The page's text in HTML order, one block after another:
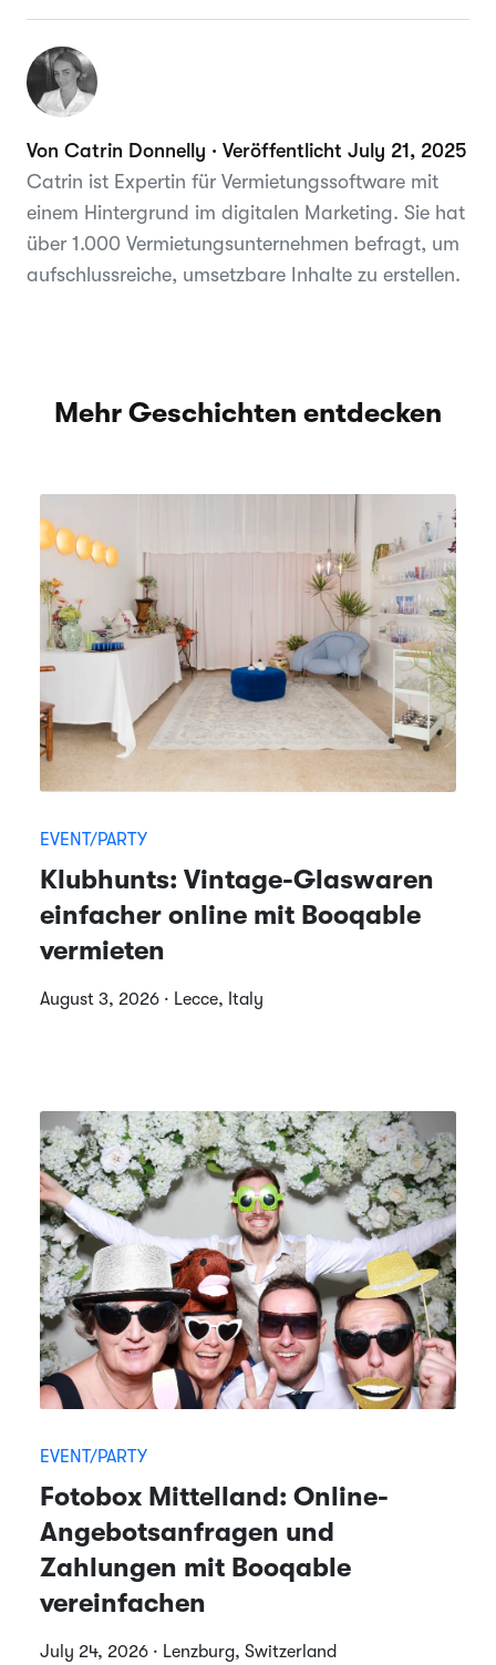
Von Catrin Donnelly · Veröffentlicht July 21, 2025
Catrin ist Expertin für Vermietungssoftware mit
einem Hintergrund im digitalen Marketing. Sie hat
über 1.000 Vermietungsunternehmen befragt, um
aufschlussreiche, umsetzbare Inhalte zu erstellen.
Mehr Geschichten entdecken
EVENT/PARTY
Klubhunts: Vintage-Glaswaren
einfacher online mit Booqable
vermieten
August 3, 2026 · Lecce, Italy
EVENT/PARTY
Fotobox Mittelland: Online-
Angebotsanfragen und
Zahlungen mit Booqable
vereinfachen
July 24, 2026 · Lenzburg, Switzerland